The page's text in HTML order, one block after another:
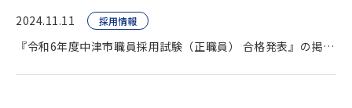
2024.11.11 採用情報
『令和6年度中津市職員採用試験（正職員） 合格発表』の掲載をいたしました。